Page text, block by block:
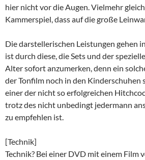
hier nicht vor die Augen. Vielmehr
Kammerspiel, dass auf die große
Die darstellerischen Leistungen gehen
ist durch diese, die Sets und der
Alter sofort anzumerken, denn ein
der Tonfilm noch in den Kinderschuhen
einer der nicht so erfolgreichen
trotz des nicht unbedingt jedermann
zu empfehlen ist.
[Technik]
Technik? Bei einer DVD mit einem Film